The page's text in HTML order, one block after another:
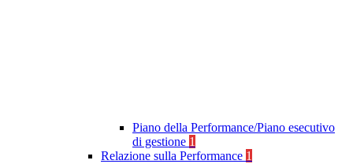
Piano della Performance/Piano esecutivo
di gestione 1
Relazione sulla Performance 1